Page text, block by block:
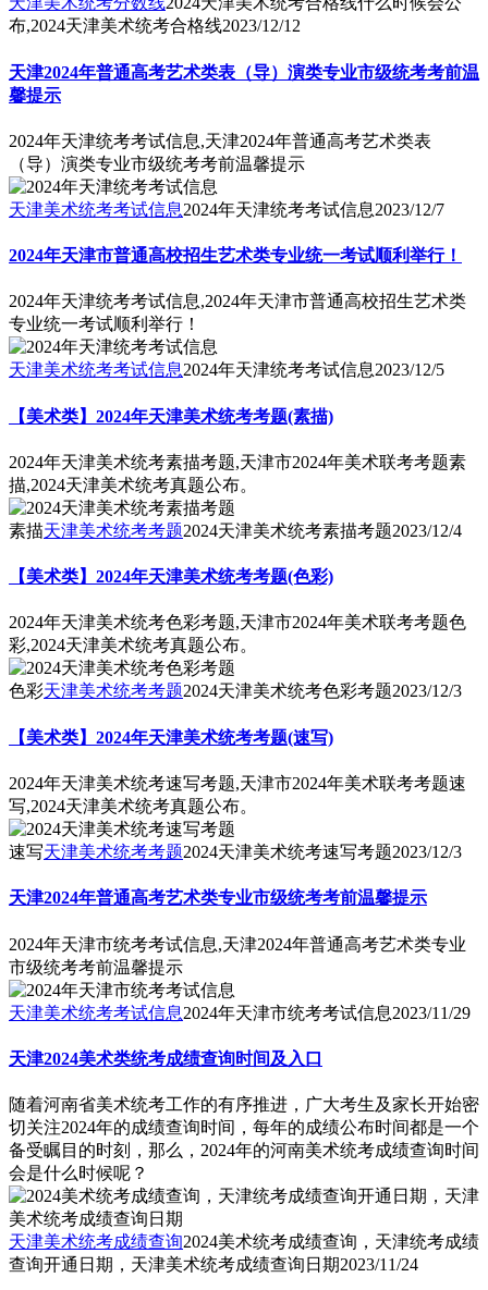
布,2024天津美术统考合格线2023/12/12
天津2024年普通高考艺术类表（导）演类专业市级统考考前温
馨提示
2024年天津统考考试信息,天津2024年普通高考艺术类表
（导）演类专业市级统考考前温馨提示
天津美术统考考试信息2024年天津统考考试信息2023/12/7
2024年天津市普通高校招生艺术类专业统一考试顺利举行！
2024年天津统考考试信息,2024年天津市普通高校招生艺术类
专业统一考试顺利举行！
天津美术统考考试信息2024年天津统考考试信息2023/12/5
【美术类】2024年天津美术统考考题(素描)
2024年天津美术统考素描考题,天津市2024年美术联考考题素
描,2024天津美术统考真题公布。
素描天津美术统考考题2024天津美术统考素描考题2023/12/4
【美术类】2024年天津美术统考考题(色彩)
2024年天津美术统考色彩考题,天津市2024年美术联考考题色
彩,2024天津美术统考真题公布。
色彩天津美术统考考题2024天津美术统考色彩考题2023/12/3
【美术类】2024年天津美术统考考题(速写)
2024年天津美术统考速写考题,天津市2024年美术联考考题速
写,2024天津美术统考真题公布。
速写天津美术统考考题2024天津美术统考速写考题2023/12/3
天津2024年普通高考艺术类专业市级统考考前温馨提示
2024年天津市统考考试信息,天津2024年普通高考艺术类专业
市级统考考前温馨提示
天津美术统考考试信息2024年天津市统考考试信息2023/11/29
天津2024美术类统考成绩查询时间及入口
随着河南省美术统考工作的有序推进，广大考生及家长开始密
切关注2024年的成绩查询时间，每年的成绩公布时间都是一个
备受瞩目的时刻，那么，2024年的河南美术统考成绩查询时间
会是什么时候呢？
天津美术统考成绩查询2024美术统考成绩查询，天津统考成绩
查询开通日期，天津美术统考成绩查询日期2023/11/24